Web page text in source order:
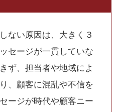
ない原因は、大きく３
セージが一貫していな
ず、担当者や地域によ
、顧客に混乱や不信を
ージが時代や顧客ニー